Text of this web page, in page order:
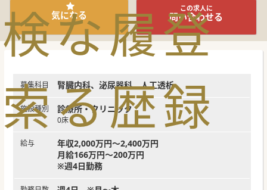
検
索
な
る
履
歴
登
録
気になる
この求人に
問い合わせる
募集科目 腎臓内科、泌尿器科、人工透析
施設種別 診療所・クリニック
0床
給与
年収2,000万円～2,400万円
月給166万円～200万円
※週4日勤務